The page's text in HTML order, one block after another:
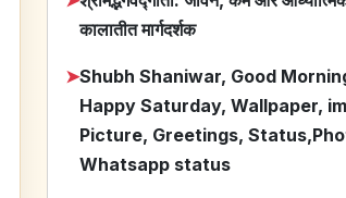
कालातीत मार्गदर्शक
➤Shubh Shaniwar, Good
Happy Saturday, Wallpaper,
Picture, Greetings,
Whatsapp status